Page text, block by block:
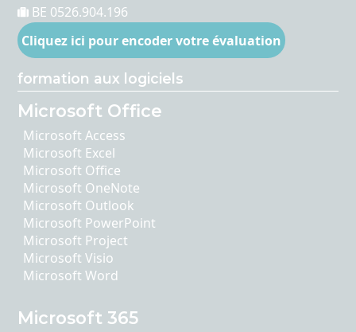
BE 0526.904.196
Cliquez ici pour encoder votre évaluation
formation aux logiciels
Microsoft Office
Microsoft Access
Microsoft Excel
Microsoft Office
Microsoft OneNote
Microsoft Outlook
Microsoft PowerPoint
Microsoft Project
Microsoft Visio
Microsoft Word
Microsoft 365